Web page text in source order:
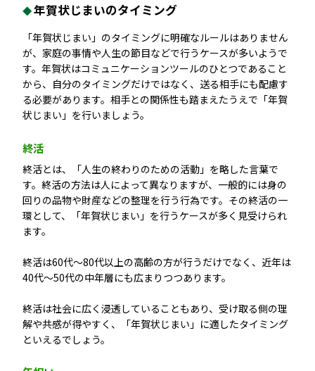
年賀状じまいのタイミング
「年賀状じまい」のタイミングに明確なルールはありません
が、家庭の事情や人生の節目などで行うケースが多いようで
す。年賀状はコミュニケーションツールのひとつであること
から、自分のタイミングだけではなく、送る相手にも配慮す
る必要があります。相手との関係性も踏まえたうえで「年賀
状じまい」を行いましょう。
終活
終活とは、「人生の終わりのための活動」を略した言葉で
す。終活の方法は人によって異なりますが、一般的には身の
回りの品物や財産などの整理を行う行為です。その終活の一
環として、「年賀状じまい」を行うケースが多く見受けられ
ます。
終活は60代〜80代以上の高齢の方が行うだけでなく、近年は
40代〜50代の中年層にも広まりつつあります。
終活は社会に広く浸透していることもあり、受け取る側の理
解や共感が得やすく、「年賀状じまい」に適したタイミング
といえるでしょう。